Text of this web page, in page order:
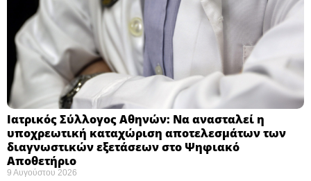
Ιατρικός Σύλλογος Αθηνών: Να ανασταλεί η
υποχρεωτική καταχώριση αποτελεσμάτων των
διαγνωστικών εξετάσεων στο Ψηφιακό
Αποθετήριο ​
9 Αυγούστου 2026